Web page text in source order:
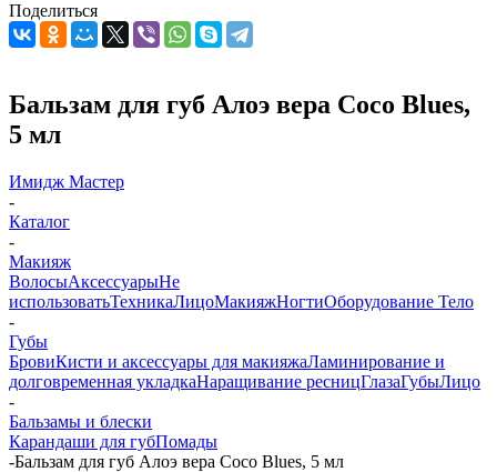
Поделиться
Бальзам для губ Алоэ вера Coco Blues,
5 мл
Имидж Мастер
-
Каталог
-
Макияж
ВолосыАксессуарыНе
использоватьТехникаЛицоМакияжНогтиОборудование Тело
-
Губы
БровиКисти и аксессуары для макияжаЛаминирование и
долговременная укладкаНаращивание ресницГлазаГубыЛицо
-
Бальзамы и блески
Карандаши для губПомады
-Бальзам для губ Алоэ вера Coco Blues, 5 мл